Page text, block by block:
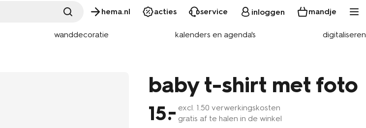
hema.nl acties service inloggen mandje
wanddecoratie kalenders en agenda's digitaliseren
baby t-shirt met foto
15 excl. 1.50 verwerkingskosten
gratis af te halen in de winkel